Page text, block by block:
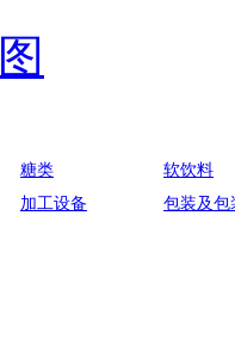
糖类
软饮料
加工设备 包装及包